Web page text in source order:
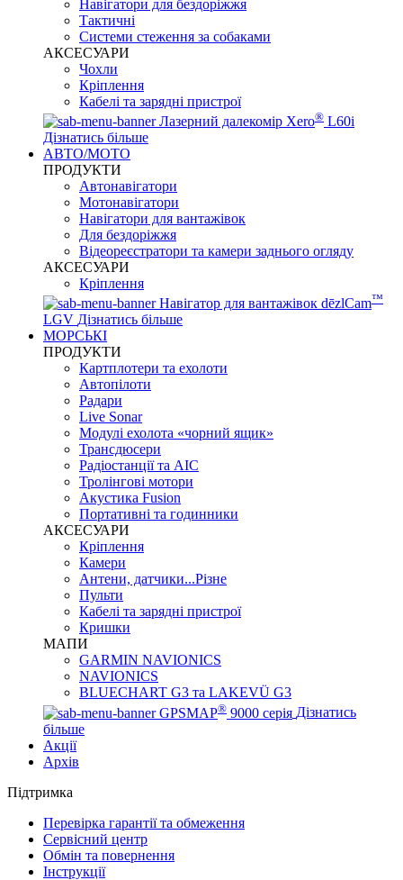
Навігатори для бездоріжжя
Тактичні
Системи стеження за собаками
АКСЕСУАРИ
Чохли
Кріплення
Кабелі та зарядні пристрої
Лазерний далекомір Xero® L60i
Дізнатись більше
АВТО/МОТО
ПРОДУКТИ
Автонавігатори
Мотонавігатори
Навігатори для вантажівок
Для бездоріжжя
Відеореєстратори та камери заднього огляду
АКСЕСУАРИ
Кріплення
Навігатор для вантажівок dēzlCam™
LGV Дізнатись більше
МОРСЬКІ
ПРОДУКТИ
Картплотери та ехолоти
Автопілоти
Радари
Live Sonar
Модулі ехолота «чорний ящик»
Трансдюсери
Радіостанції та АІС
Тролінгові мотори
Акустика Fusion
Портативні та годинники
АКСЕСУАРИ
Кріплення
Камери
Антени, датчики...Різне
Пульти
Кабелі та зарядні пристрої
Кришки
МАПИ
GARMIN NAVIONICS
NAVIONICS
BLUECHART G3 та LAKEVÜ G3
GPSMAP® 9000 серія Дізнатись
більше
Акції
Архів
Підтримка
Перевірка гарантії та обмеження
Сервісний центр
Обмін та повернення
Інструкції